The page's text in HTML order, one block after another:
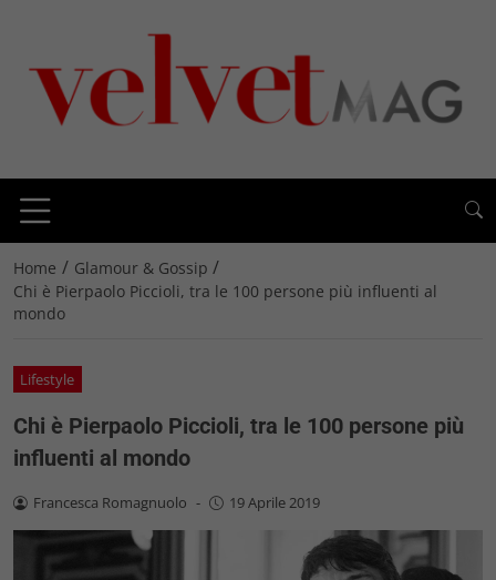
Home / Glamour & Gossip /
Chi è Pierpaolo Piccioli, tra le 100 persone più influenti al
mondo
Lifestyle
Chi è Pierpaolo Piccioli, tra le 100 persone più
influenti al mondo
Francesca Romagnuolo - 19 Aprile 2019